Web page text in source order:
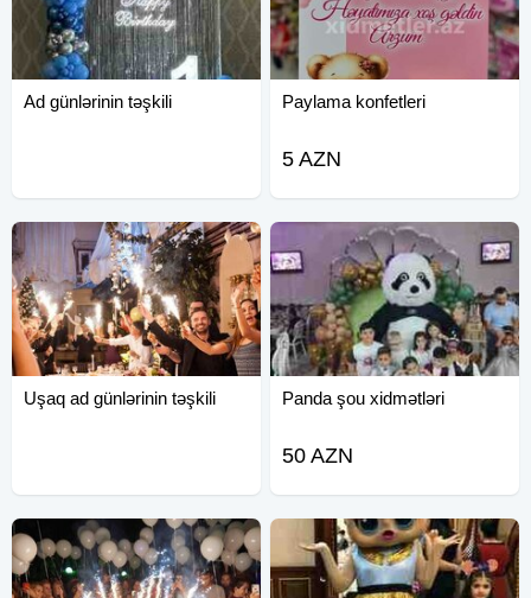
Ad günlərinin təşkili Paylama konfetleri
5 AZN
Uşaq ad günlərinin təşkili Panda şou xidmətləri
50 AZN